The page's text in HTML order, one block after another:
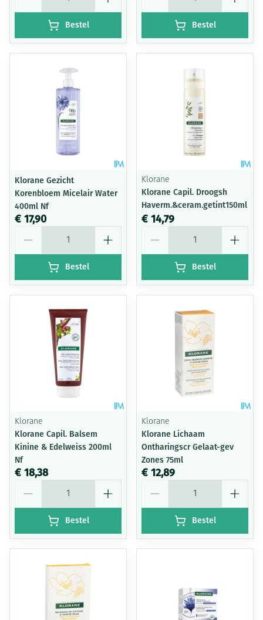
Bestel Bestel
Klorane Gezicht
Korenbloem Micelair Water
400ml Nf
€ 17,90
Bestel
Klorane
Klorane Capil. Droogsh
Haverm.&ceram.getint150ml
€ 14,79
Bestel
Klorane
Klorane Capil. Balsem
Kinine & Edelweiss 200ml
Nf
€ 18,38
Bestel
Klorane
Klorane Lichaam
Ontharingscr Gelaat-gev
Zones 75ml
€ 12,89
Bestel